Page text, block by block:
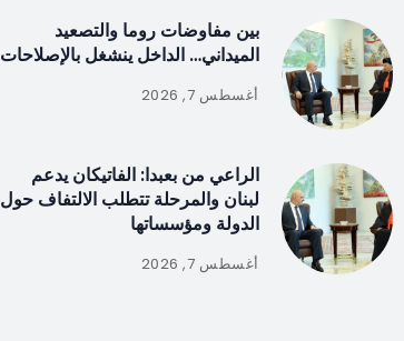
بين مفاوضات روما والتصعيد
الميداني… الداخل ينشغل بالإصلاحات
أغسطس 7, 2026
الراعي من بعبدا: الفاتيكان يدعم
لبنان والمرحلة تتطلب الالتفاف حول
الدولة ومؤسساتها
أغسطس 7, 2026